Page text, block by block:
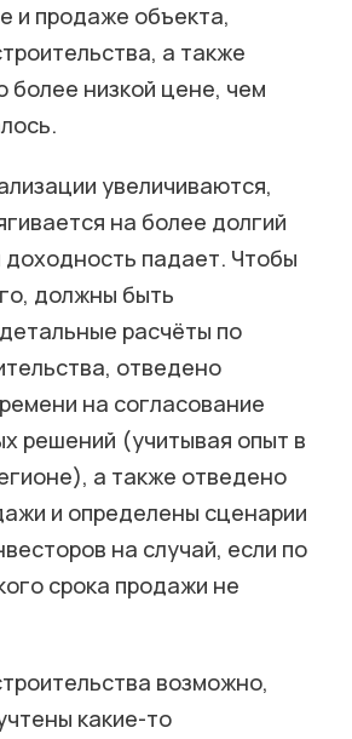
и продаже объекта,
а также
более низкой цене, чем
увеличиваются,
на более долгий
доходность падает. Чтобы
должны быть
расчёты по
отведено
на согласование
решений (учитывая опыт в
а также отведено
и определены сценарии
на случай, если по
срока продажи не
возможно,
какие-то